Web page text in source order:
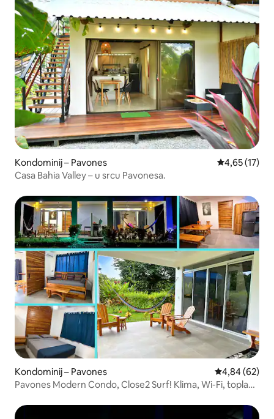
Kondominij – Pavones Prosječna
4,65 (17)
Casa Bahia Valley – u srcu Pavonesa.
Kondominij – Pavones Prosječna
4,84 (62)
Pavones Modern Condo, Close2 Surf! Klima, Wi-Fi, topla